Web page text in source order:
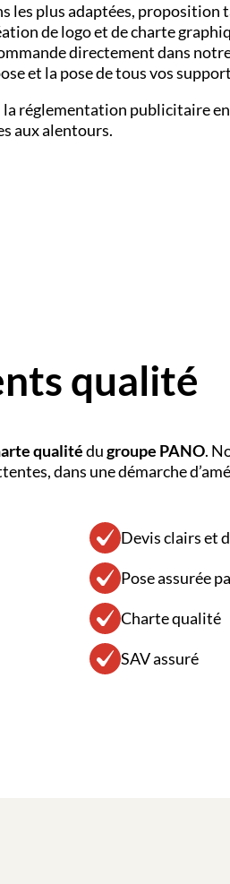
les plus adaptées, proposition
de logo et de charte
directement dans
et la pose de tous vos
réglementation publicitaire
aux alentours.
qualité
qualitédugroupe PANO.
dans une démarche
Devis clairs et
Pose assurée
Charte qualité
SAV assuré